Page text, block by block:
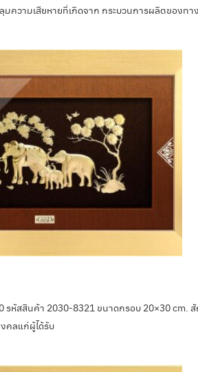
ความเสียหายที่เกิดจาก กระบวนการผลิตของท
รหัสสินค้า 2030-8321 ขนาดกรอบ 20×30
คลแก่ผู้ได้รับ